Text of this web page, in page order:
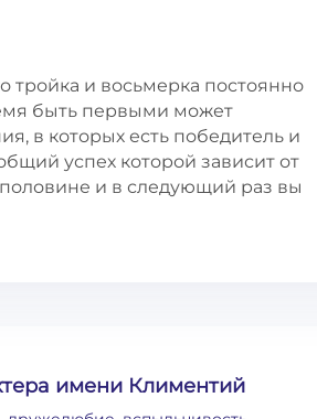
тройка и восьмерка постоянно
быть первыми может
в которых есть победитель и
успех которой зависит от
половине и в следующий раз вы
имени Климентий